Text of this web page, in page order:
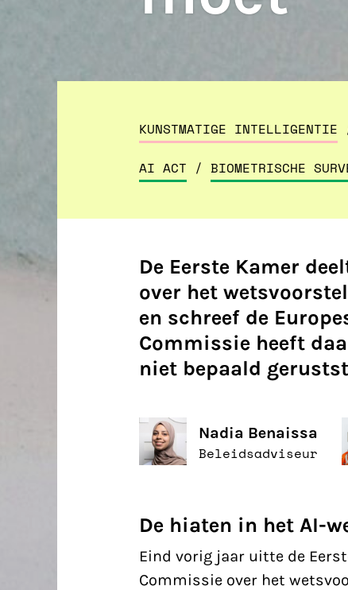
KUNSTMATIGE INTELLIGENTIE
AI ACT / BIOMETRISCHE
De Eerste Kamer
over het
en schreef de
Commissie heeft
niet bepaald
Nadia Benaissa
Beleidsadviseur
De hiaten in het AI-
Eind vorig jaar uitte de
Commissie over het